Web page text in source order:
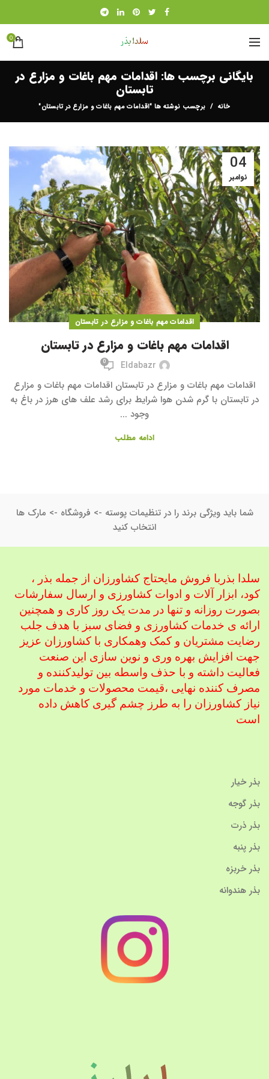
0
بایگانی برچسب ها: اقدامات مهم باغات و مزارع در
تابستان
خانه برچسب نوشته ها "اقدامات مهم باغات و مزارع در تابستان"
04
نوامبر
اقدامات مهم باغات و مزارع در تابستان
اقدامات مهم باغات و مزارع در تابستان
Eldabazr
0
اقدامات مهم باغات و مزارع در تابستان اقدامات مهم باغات و مزارع
در تابستان با گرم شدن هوا شرایط برای رشد علف های هرز در باغ به
وجود ...
ادامه مطلب
شما باید ویژگی برند را در تنظیمات پوسته -> فروشگاه -> مارک ها
انتخاب کنید
سلدا بذربا فروش مایحتاج کشاورزان از جمله بذر ،
کود، ابزار آلات و ادوات کشاورزی و ارسال سفارشات
بصورت روزانه و تنها در مدت یک روز کاری و همچنین
ارائه ی خدمات کشاورزی و فضای سبز با هدف جلب
رضایت مشتریان و کمک وهمکاری با کشاورزان عزیز
جهت افزایش بهره وری و نوین سازی این صنعت
فعالیت داشته و با حذف واسطه بین تولیدکننده و
مصرف کننده نهایی ،قیمت محصولات و خدمات مورد
نیاز کشاورزان را به طرز چشم گیری کاهش داده
است
بذر خیار
بذر گوجه
بذر ذرت
بذر پنبه
بذر خربزه
بذر هندوانه